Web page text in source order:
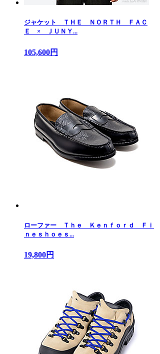
ジャケット ＴＨＥ ＮＯＲＴＨ ＦＡＣ
Ｅ × ＪＵＮＹ...
105,600円
ローファー Ｔｈｅ Ｋｅｎｆｏｒｄ Ｆｉ
ｎｅｓｈｏｅｓ...
19,800円